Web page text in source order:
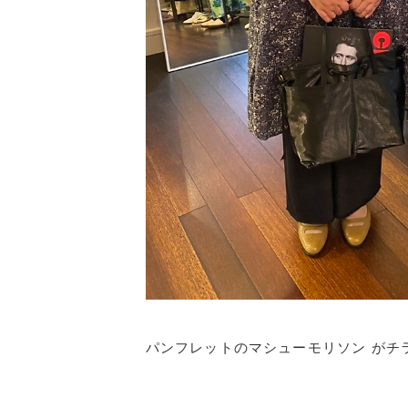
パンフレットのマシューモリソン が